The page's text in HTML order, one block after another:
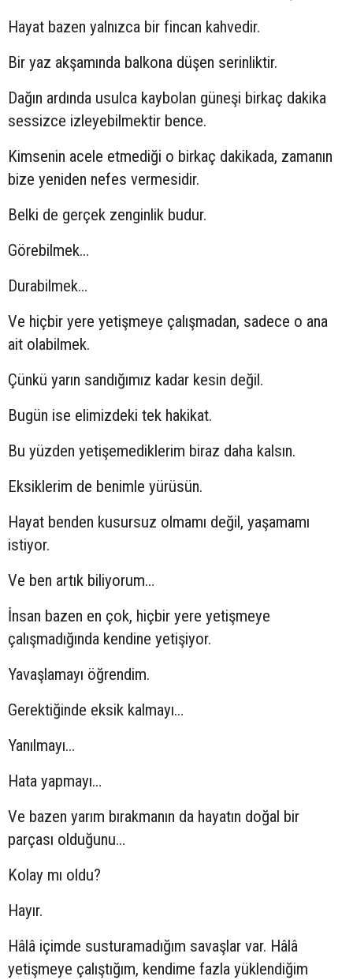
Hayat bazen yalnızca bir fincan kahvedir.
Bir yaz akşamında balkona düşen serinliktir.
Dağın ardında usulca kaybolan güneşi birkaç dakika
sessizce izleyebilmektir bence.
Kimsenin acele etmediği o birkaç dakikada, zamanın
bize yeniden nefes vermesidir.
Belki de gerçek zenginlik budur.
Görebilmek…
Durabilmek…
Ve hiçbir yere yetişmeye çalışmadan, sadece o ana
ait olabilmek.
Çünkü yarın sandığımız kadar kesin değil.
Bugün ise elimizdeki tek hakikat.
Bu yüzden yetişemediklerim biraz daha kalsın.
Eksiklerim de benimle yürüsün.
Hayat benden kusursuz olmamı değil, yaşamamı
istiyor.
Ve ben artık biliyorum…
İnsan bazen en çok, hiçbir yere yetişmeye
çalışmadığında kendine yetişiyor.
Yavaşlamayı öğrendim.
Gerektiğinde eksik kalmayı…
Yanılmayı…
Hata yapmayı…
Ve bazen yarım bırakmanın da hayatın doğal bir
parçası olduğunu…
Kolay mı oldu?
Hayır.
Hâlâ içimde susturamadığım savaşlar var. Hâlâ
yetişmeye çalıştığım, kendime fazla yüklendiğim